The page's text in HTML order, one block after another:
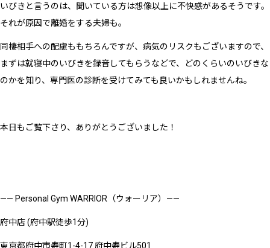
いびきと言うのは、聞いている方は想像以上に不快感があるそうです。
それが原因で離婚をする夫婦も。
同棲相手への配慮ももちろんですが、病気のリスクもございますので、
まずは就寝中のいびきを録音してもらうなどで、どのくらいのいびきな
のかを知り、専門医の診断を受けてみても良いかもしれませんね。
本日もご覧下さり、ありがとうございました！
—— Personal Gym WARRIOR（ウォーリア）——
府中店 (府中駅徒歩1分)
東京都府中市寿町1-4-17 府中寿ビル501